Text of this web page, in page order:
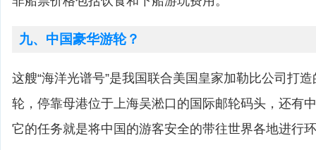
九、中国豪华游轮？
这艘“海洋光谱号”是我国联合美国皇家加勒比公司打
轮，停靠母港位于上海吴淞口的国际邮轮码头，还有
它的任务就是将中国的游客安全的带往世界各地进行